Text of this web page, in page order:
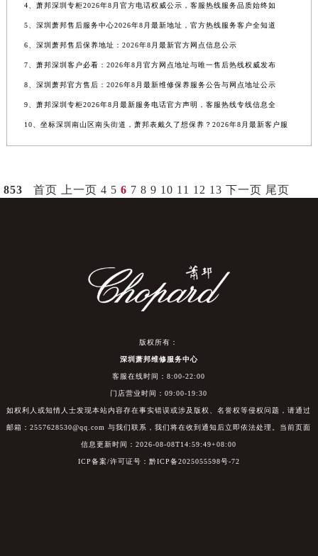
4、萧邦深圳专柜2026年8月官方电话权威公示，客服热线服务品质始终如
5、深圳萧邦售后服务中心2026年8月最新地址，官方热线服务客户全知道
6、深圳萧邦售后保养地址：2026年8月最新官方网点信息公示
7、萧邦深圳客户必看：2026年8月官方网点地址与唯一售后热线权威发布
8、深圳萧邦官方售后：2026年8月最新维修保养服务公告与网点地址公示
9、萧邦深圳专柜2026年8月最新服务电话官方声明，客服热线专线信息全
10、坐标深圳南山区南头街道，萧邦表戴久了想保养？2026年8月最新客户服
853 首页 上一页 4 5 6 7 8 9 10 11 12 13 下一页 尾页
版权所有：
深圳萧邦维修服务中心
客服在线时间：8:00-22:00
门店营业时间：09:00-19:30
如权利人或知情人士发现本站内容存在事实错误或涉及版权、名誉权等侵权问题，请通过
邮箱：2557628530@qq.com 与我们联系，我们将在收到通知后立即依法处理。当前页面
信息更新时间：2026-08-08T14:59:49+08:00
ICP备案/许可证号：黔ICP备2025055598号-72